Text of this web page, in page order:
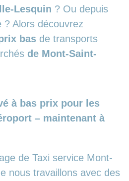
Lesquin ? Ou depuis
? Alors découvrez
bas de transports
de Mont-Saint-
à bas prix pour les
– maintenant à
de Taxi service Mont-
nous travaillons avec des